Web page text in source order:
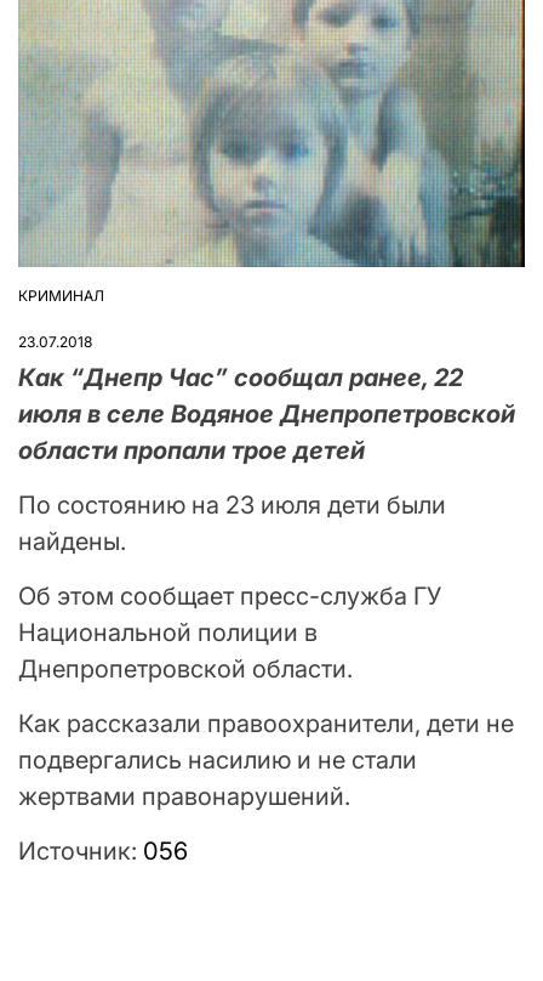
ОПУБЛІКУВАТИ
КРИМИНАЛ
23.07.2018
Как “Днепр Час” сообщал ранее, 22
июля в селе Водяное Днепропетровской
области пропали трое детей
По состоянию на 23 июля дети были
найдены.
Об этом сообщает пресс-служба ГУ
Национальной полиции в
Днепропетровской области.
Как рассказали правоохранители, дети не
подвергались насилию и не стали
жертвами правонарушений.
Источник: 056